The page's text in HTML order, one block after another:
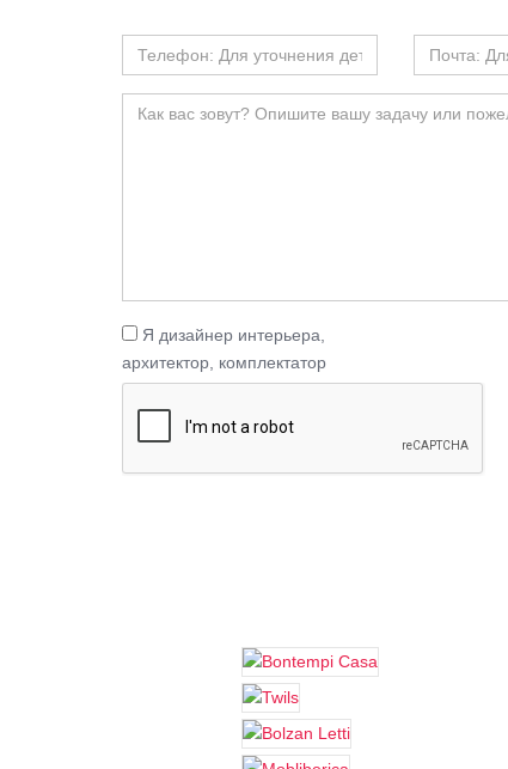
Я дизайнер интерьера,
архитектор, комплектатор